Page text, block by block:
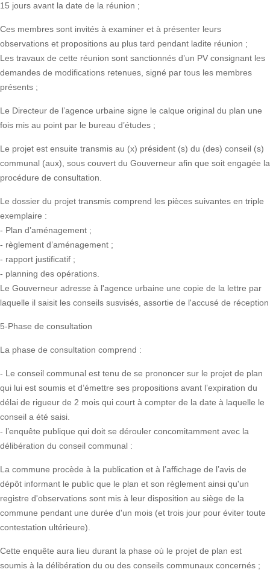
15 jours avant la date de la réunion ;
Ces membres sont invités à examiner et à présenter leurs
observations et propositions au plus tard pendant ladite réunion ;
Les travaux de cette réunion sont sanctionnés d’un PV consignant les
demandes de modifications retenues, signé par tous les membres
présents ;
Le Directeur de l’agence urbaine signe le calque original du plan une
fois mis au point par le bureau d’études ;
Le projet est ensuite transmis au (x) président (s) du (des) conseil (s)
communal (aux), sous couvert du Gouverneur afin que soit engagée la
procédure de consultation.
Le dossier du projet transmis comprend les pièces suivantes en triple
exemplaire :
- Plan d’aménagement ;
- règlement d’aménagement ;
- rapport justificatif ;
- planning des opérations.
Le Gouverneur adresse à l'agence urbaine une copie de la lettre par
laquelle il saisit les conseils susvisés, assortie de l'accusé de réception
5-Phase de consultation
La phase de consultation comprend :
- Le conseil communal est tenu de se prononcer sur le projet de plan
qui lui est soumis et d’émettre ses propositions avant l’expiration du
délai de rigueur de 2 mois qui court à compter de la date à laquelle le
conseil a été saisi.
- l’enquête publique qui doit se dérouler concomitamment avec la
délibération du conseil communal :
La commune procède à la publication et à l’affichage de l’avis de
dépôt informant le public que le plan et son règlement ainsi qu'un
registre d'observations sont mis à leur disposition au siège de la
commune pendant une durée d'un mois (et trois jour pour éviter toute
contestation ultérieure).
Cette enquête aura lieu durant la phase où le projet de plan est
soumis à la délibération du ou des conseils communaux concernés ;